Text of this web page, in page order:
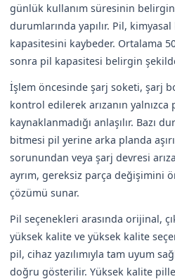
günlük kullanım süresinin
durumlarında yapılır. Pil,
kapasitesini kaybeder. Ortalama
sonra pil kapasitesi belirgin
İşlem öncesinde şarj soketi, şarj
kontrol edilerek arızanın yalnızca
kaynaklanmadığı anlaşılır. Bazı
bitmesi pil yerine arka planda
sorunundan veya şarj devresi
ayrım, gereksiz parça değişimini
çözümü sunar.
Pil seçenekleri arasında orijinal,
yüksek kalite ve yüksek kalite
pil, cihaz yazılımıyla tam uyum
doğru gösterilir. Yüksek kalite